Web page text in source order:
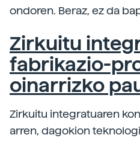
ondoren. Beraz, ez da
Zirkuitu
fabrikazio-
oinarrizko
Zirkuitu integratuaren
arren, dagokion